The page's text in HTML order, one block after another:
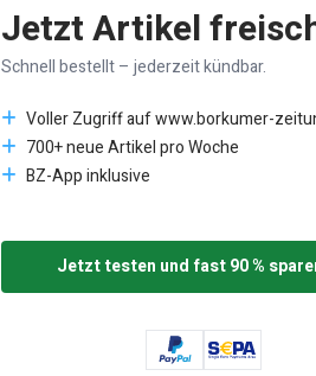
Jetzt Artikel
Schnell bestellt – jederzeit kündbar.
Voller Zugriff auf www.borkumer-
700+ neue Artikel pro Woche
BZ-App inklusive
Jetzt testen und fast 90 %